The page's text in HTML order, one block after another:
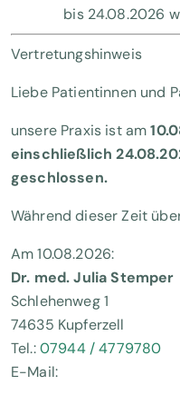
bis 24.08.2026
Vertretungshinweis
Liebe Patientinnen und
unsere Praxis ist am
einschließlich
geschlossen.
Während dieser Zeit
Am 10.08.2026:
Dr. med. Julia Stemper
Schlehenweg 1
74635 Kupferzell
Tel.:07944 / 4779780
E-Mail: